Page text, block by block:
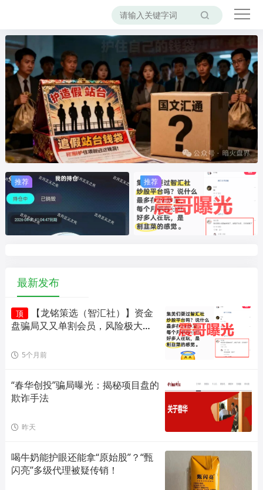
推荐 推荐
推荐 推荐
最新发布
顶
【龙铭策选（智汇社）】资金
盘骗局又又单割会员，风险极大，
5个月前
“春华创投”骗局曝光：揭秘项目盘的
欺诈手法
昨天
喝牛奶能护眼还能拿“原始股”？“甄
闪亮”多级代理被疑传销！